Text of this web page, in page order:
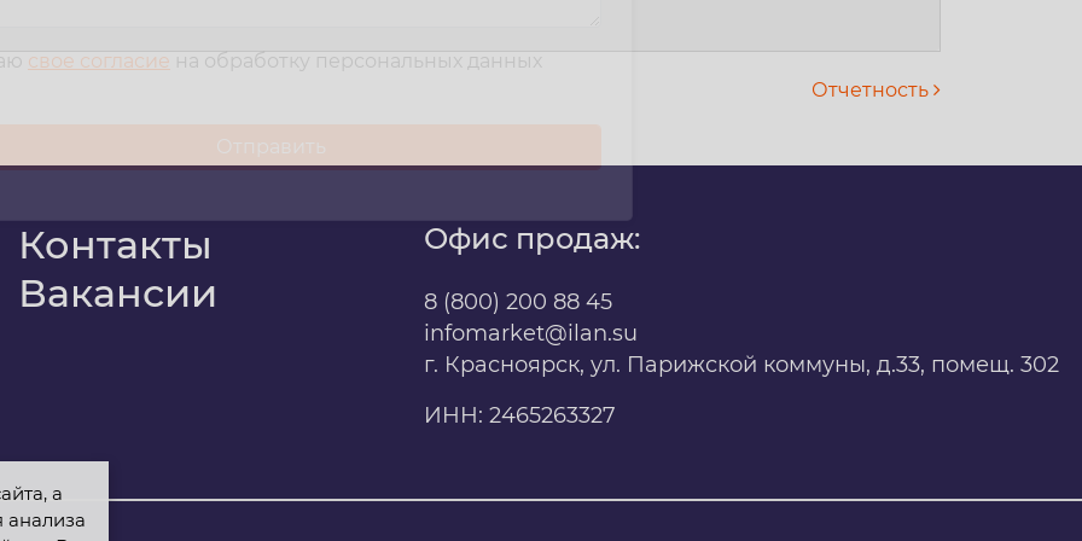
Отчетность
Контакты
Вакансии
Офис продаж:
8 (800) 200 88 45
infomarket@ilan.su
г. Красноярск, ул. Парижской коммуны, д.33, помещ. 302
ИНН: 2465263327
свое согласие на обработку персональных данных
а
анализа